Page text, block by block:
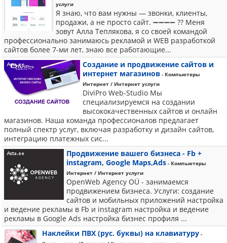
услуги
Я знаю, что вам нужны — звонки, клиенты,
продажи, а не просто сайт. ➖➖➖➖ ?? Меня
зовут Алла Теплякова, я со своей командой
профессионально занимаюсь рекламой и WEB разработкой
сайтов более 7-ми лет, знаю все работающие...
Создание и продвижение сайтов и
интернет магазинов - Компьютеры
Интернет / Интернет услуги
DiviPro Web-Studio Мы
специализируемся на создании
высококачественных сайтов и онлайн
магазинов. Наша команда профессионалов предлагает
полный спектр услуг, включая разработку и дизайн сайтов,
интеграцию платежных сис...
Продвижение вашего бизнеса - Fb +
instagram, Google Maps,Ads - Компьютеры
Интернет / Интернет услуги
OpenWeb Agency OÜ - занимаемся
продвижением бизнеса. Услуги: создание
сайтов и мобильных приложений настройка
и ведение рекламы в Fb и instagram настройка и ведение
рекламы в Google Ads настройка бизнес профиля ...
Наклейки ПВХ (рус. буквы) на клавиатуру -